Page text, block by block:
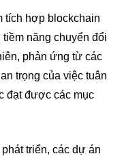
tích hợp blockchain
năng chuyển đổi
phản ứng từ các
trọng của việc tuân
đạt được các mục
triển, các dự án